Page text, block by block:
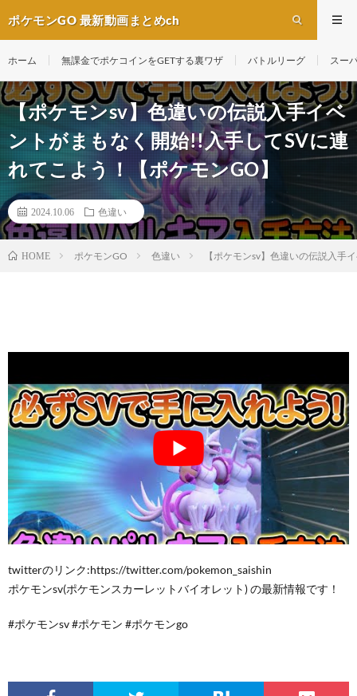
ポケモンGO 最新動画まとめch
ホーム 無課金でポケコインをGETする裏ワザ バトルリーグ スー
【ポケモンsv】色違いの伝説入手イベ
ントがまもなく開始!!入手してSVに連
れてこよう！【ポケモンGO】
2024.10.06 色違い
HOME ポケモンGO 色違い 【ポケモンsv】色違いの伝説入手
twitterのリンク:https://twitter.com/pokemon_saishin
ポケモンsv(ポケモンスカーレットバイオレット) の最新情報です！
#ポケモンsv #ポケモン #ポケモンgo